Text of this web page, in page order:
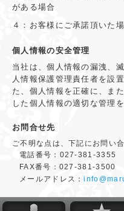
がある場合
４：お客様にご承諾頂いた
個人情報の安全管理
当社は、個人情報の漏洩、
人情報保護管理責任者を設
た、個人情報を正確に、ま
した個人情報の適切な管理を
お問合せ先
ご不明な点は、下記にお問い
電話番号： 027-381-3355
FAX番号： 027-381-3500
メールアドレス：